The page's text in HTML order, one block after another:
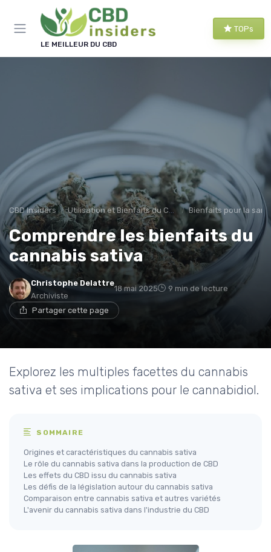
LE MEILLEUR DU CBD
TOPs
CBD Insiders Utilisation et Bienfaits du CBD Bienfaits pour la
Comprendre les bienfaits du
cannabis sativa
Christophe Delattre
Archiviste
18 mai 2025 9 min de lecture
Partager cette page
Explorez les multiples facettes du cannabis
sativa et ses implications pour le cannabidiol.
SOMMAIRE
Origines et caractéristiques du cannabis sativa
Le rôle du cannabis sativa dans la production de CBD
Les effets du CBD issu du cannabis sativa
Les défis de la législation autour du cannabis sativa
Comparaison entre cannabis sativa et autres variétés
L'avenir du cannabis sativa dans l'industrie du CBD
Panneau de gestion des cookies